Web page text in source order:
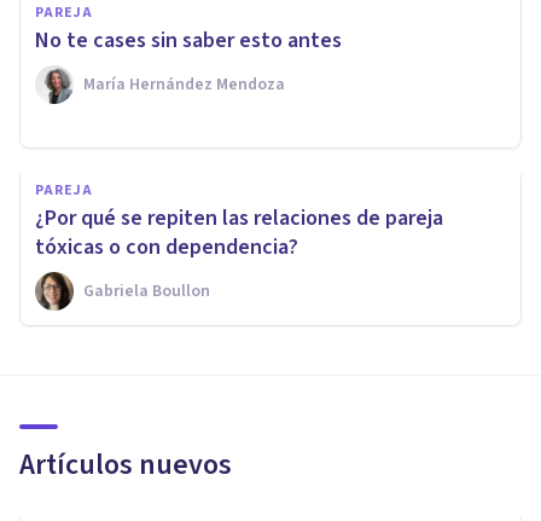
PAREJA
No te cases sin saber esto antes
María Hernández Mendoza
PAREJA
¿Por qué se repiten las relaciones de pareja
tóxicas o con dependencia?
Gabriela Boullon
Artículos nuevos